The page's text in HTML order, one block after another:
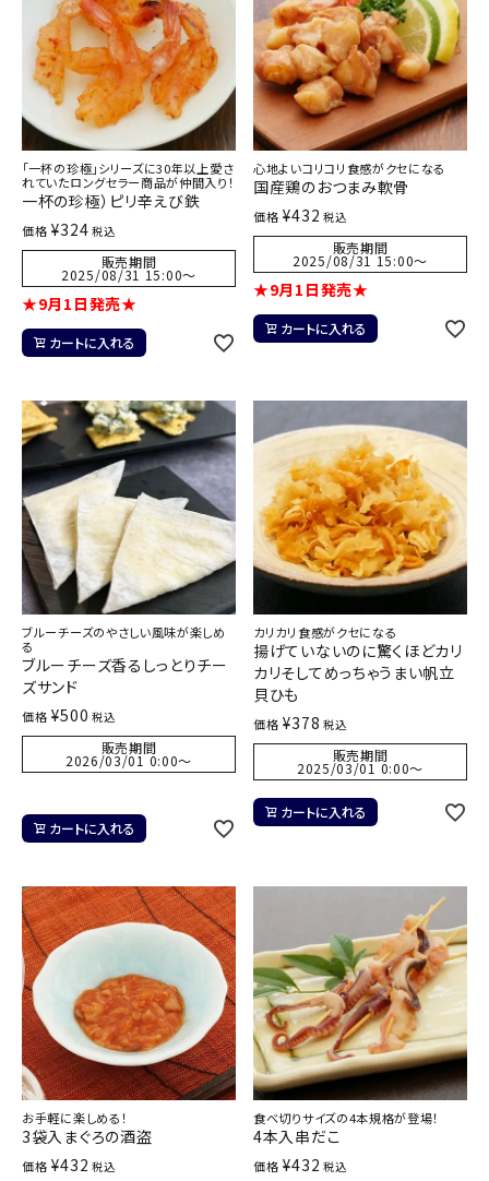
「一杯の珍極」シリーズに30年以上愛さ
れていたロングセラー商品が仲間入り！
一杯の珍極）ピリ辛えび鉄
価格 ¥324 税込
販売期間
2025/08/31 15:00〜
★9月1日発売★
カートに入れる
心地よいコリコリ食感がクセになる
国産鶏のおつまみ軟骨
価格 ¥432 税込
販売期間
2025/08/31 15:00〜
★9月1日発売★
カートに入れる
ブルーチーズのやさしい風味が楽しめ
る
ブルーチーズ香るしっとりチー
ズサンド
価格 ¥500 税込
販売期間
2026/03/01 0:00〜
カートに入れる
カリカリ食感がクセになる
揚げていないのに驚くほどカリ
カリそしてめっちゃうまい帆立
貝ひも
価格 ¥378 税込
販売期間
2025/03/01 0:00〜
カートに入れる
お手軽に楽しめる！
3袋入まぐろの酒盗
価格 ¥432 税込
食べ切りサイズの4本規格が登場！
4本入串だこ
価格 ¥432 税込